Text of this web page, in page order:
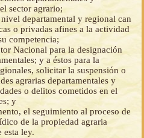
sector agrario;
departamental y regional can
o privadas afines a la actividad
competencia;
Nacional para la designación
y a éstos para la
solicitar la suspensión o
agrarias departamentales y
o delitos cometidos en el
y
el seguimiento al proceso de
de la propiedad agraria
esta ley.